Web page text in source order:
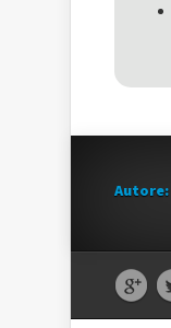
Autore: